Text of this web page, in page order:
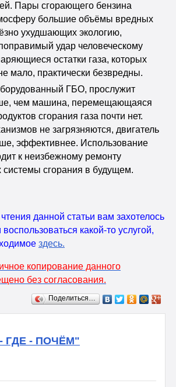
Пары сгорающего бензина
большие объёмы вредных
ухудшающих экологию,
удар человеческому
остатки газа, которых
мало, практически безвредны.
ГБО, прослужит
чем машина, перемещающаяся
сгорания газа почти нет.
не загрязняются, двигатель
эффективнее. Использование
к неизбежному ремонту
сгорания в будущем.
данной статьи вам захотелось
воспользоваться какой-то услугой,
здесь.
копирование данного
без согласования.
Поделиться…
ГДЕ - ПОЧЁМ"